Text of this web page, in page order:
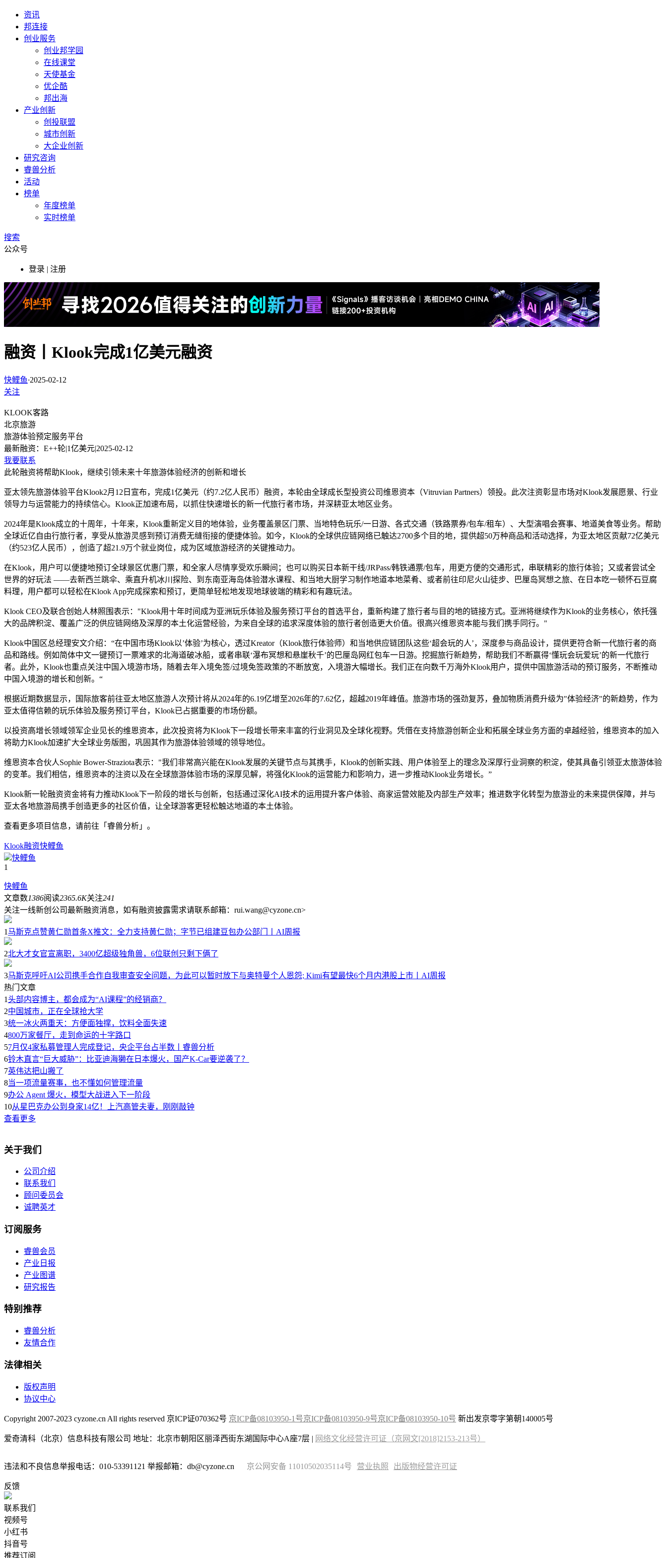
资讯
邦连接
创业服务
创业邦学园
在线课堂
天使基金
优企酷
邦出海
产业创新
创投联盟
城市创新
大企业创新
研究咨询
睿兽分析
活动
榜单
年度榜单
实时榜单
搜索
公众号
登录 | 注册
融资丨Klook完成1亿美元融资
快鲤鱼·2025-02-12
关注
KLOOK客路
北京旅游
旅游体验预定服务平台
最新融资： E++轮|1亿美元|2025-02-12
我要联系
此轮融资将帮助Klook，继续引领未来十年旅游体验经济的创新和增长
亚太领先旅游体验平台Klook2月12日宣布，完成1亿美元（约7.2亿人民币）融资，本轮由全球成长型投资公司维恩资本（Vitruvian Partners）领投。此次注资彰显市场对Klook发展愿景、行业
领导力与运营能力的持续信心。Klook正加速布局，以抓住快速增长的新一代旅行者市场，并深耕亚太地区业务。
2024年是Klook成立的十周年，十年来，Klook重新定义目的地体验，业务覆盖景区门票、当地特色玩乐/一日游、各式交通（铁路票券/包车/租车）、大型演唱会赛事、地道美食等业务。帮助
全球近亿自由行旅行者，享受从旅游灵感到预订消费无缝衔接的便捷体验。如今，Klook的全球供应链网络已触达2700多个目的地，提供超50万种商品和活动选择，为亚太地区贡献72亿美元
（约523亿人民币），创造了超21.9万个就业岗位，成为区域旅游经济的关键推动力。
在Klook，用户可以便捷地预订全球景区优惠门票，和全家人尽情享受欢乐瞬间；也可以购买日本新干线/JRPass/韩铁通票/包车，用更方便的交通形式，串联精彩的旅行体验；又或者尝试全
世界的好玩法 ——去新西兰跳伞、乘直升机冰川探险、到东南亚海岛体验潜水课程、和当地大厨学习制作地道本地菜肴、或者前往印尼火山徒步、巴厘岛冥想之旅、在日本吃一顿怀石豆腐
料理，用户都可以轻松在Klook App完成探索和预订，更简单轻松地发现地球彼端的精彩和有趣玩法。
Klook CEO及联合创始人林照围表示："Klook用十年时间成为亚洲玩乐体验及服务预订平台的首选平台，重新构建了旅行者与目的地的链接方式。亚洲将继续作为Klook的业务核心，依托强
大的品牌积淀、覆盖广泛的供应链网络及深厚的本土化运营经验，为来自全球的追求深度体验的旅行者创造更大价值。很高兴维恩资本能与我们携手同行。"
Klook中国区总经理安文介绍：“在中国市场Klook以’体验’为核心，透过Kreator（Klook旅行体验师）和当地供应链团队这些‘超会玩的人’，深度参与商品设计，提供更符合新一代旅行者的商
品和路线。例如简体中文一键预订一票难求的北海道破冰船，或者串联‘瀑布冥想和悬崖秋千’的巴厘岛网红包车一日游。挖掘旅行新趋势，帮助我们不断赢得‘懂玩会玩爱玩’的新一代旅行
者。此外，Klook也重点关注中国入境游市场，随着去年入境免签/过境免签政策的不断放宽，入境游大幅增长。我们正在向数千万海外Klook用户，提供中国旅游活动的预订服务，不断推动
中国入境游的增长和创新。“
根据近期数据显示，国际旅客前往亚太地区旅游人次预计将从2024年的6.19亿增至2026年的7.62亿，超越2019年峰值。旅游市场的强劲复苏，叠加物质消费升级为"体验经济"的新趋势，作为
亚太值得信赖的玩乐体验及服务预订平台，Klook已占据重要的市场份额。
以投资高增长领域领军企业见长的维恩资本，此次投资将为Klook下一段增长带来丰富的行业洞见及全球化视野。凭借在支持旅游创新企业和拓展全球业务方面的卓越经验，维恩资本的加入
将助力Klook加速扩大全球业务版图，巩固其作为旅游体验领域的领导地位。
维恩资本合伙人Sophie Bower-Straziota表示："我们非常高兴能在Klook发展的关键节点与其携手，Klook的创新实践、用户体验至上的理念及深厚行业洞察的积淀，使其具备引领亚太旅游体验
的变革。我们相信，维恩资本的注资以及在全球旅游体验市场的深厚见解，将强化Klook的运营能力和影响力，进一步推动Klook业务增长。”
Klook新一轮融资资金将有力推动Klook下一阶段的增长与创新，包括通过深化AI技术的运用提升客户体验、商家运营效能及内部生产效率；推进数字化转型为旅游业的未来提供保障，并与
亚太各地旅游局携手创造更多的社区价值，让全球游客更轻松触达地道的本土体验。
查看更多项目信息，请前往「睿兽分析」。
Klook融资快鲤鱼
快鲤鱼
1
快鲤鱼
文章数1386阅读2365.6K关注241
关注一线新创公司最新融资消息，如有融资披露需求请联系邮箱：rui.wang@cyzone.cn>
1 马斯克点赞黄仁勋首条X推文：全力支持黄仁勋；字节已组建豆包办公部门丨AI周报
2北大才女官宣离职，3400亿超级独角兽，6位联创只剩下俩了
3马斯克呼吁AI公司携手合作自我审查安全问题，为此可以暂时放下与奥特曼个人恩怨; Kimi有望最快6个月内港股上市丨AI周报
热门文章
1 头部内容博主，都会成为“AI课程”的经销商？
2中国城市，正在全球抢大学
3统一冰火两重天：方便面独撑，饮料全面失速
4800万家餐厅，走到命运的十字路口
57月仅4家私募管理人完成登记，央企平台占半数丨睿兽分析
6铃木直言“巨大威胁”：比亚迪海獭在日本爆火，国产K-Car要逆袭了？
7英伟达把山搬了
8当一项流量赛事，也不懂如何管理流量
9办公 Agent 爆火，模型大战进入下一阶段
10从星巴克办公到身家14亿！上汽高管夫妻，刚刚敲钟
查看更多
关于我们
公司介绍
联系我们
顾问委员会
诚聘英才
订阅服务
睿兽会员
产业日报
产业图谱
研究报告
特别推荐
睿兽分析
友情合作
法律相关
版权声明
协议中心
Copyright 2007-2023 cyzone.cn All rights reserved 京ICP证070362号 京ICP备08103950-1号京ICP备08103950-9号京ICP备08103950-10号 新出发京零字第朝140005号
爱奇清科（北京）信息科技有限公司 地址：北京市朝阳区丽泽西街东湖国际中心A座7层 | 网络文化经营许可证（京网文[2018]2153-213号）
违法和不良信息举报电话：010-53391121 举报邮箱：db@cyzone.cn 京公网安备 11010502035114号 营业执照 出版物经营许可证
反馈
联系我们
视频号
小红书
抖音号
推荐订阅